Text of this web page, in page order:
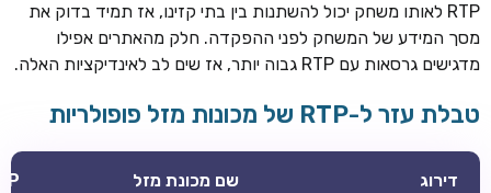
RTP לאותו משחק יכול להשתנות בין בתי קזינו, אז תמיד בדוק את
מסך המידע של המשחק לפני ההפקדה. חלק מהאתרים אפילו
מדגישים גרסאות עם RTP גבוה יותר, אז שים לב לאינדיקציות האלה.
טבלת עזר ל-RTP של מכונות מזל פופולריות
דירוג שם מכונת מזל